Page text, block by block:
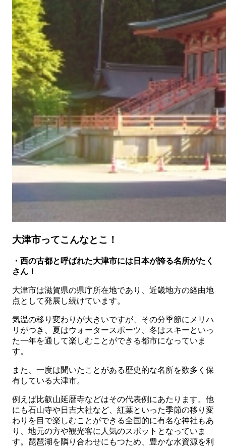
大津市ってこんなとこ！
・西の古都と呼ばれた大津市には日本が誇る名所がたく
さん！
大津市は滋賀県の県庁所在地であり、近畿地方の経由地
点として発展し続けています。
気温の移り変わりが大きいですが、その分季節にメリハ
リがつき、夏はウォータースポーツ、冬はスキーといっ
た一年を通して楽しむことができる都市になっていま
す。
また、一度は聞いたことがある歴史的な名所を数多く保
有している大津市。
例えば比叡山延暦寺などはその代表例にあたります。他
にも石山寺や日吉大社など、紅葉といった季節の移り変
わりを目で楽しむことができる全国的に有名な神社もあ
り、地元の方や観光客に人気のスポットとなっていま
す。琵琶湖を隣り合わせにもつため、豊かな水資源を利